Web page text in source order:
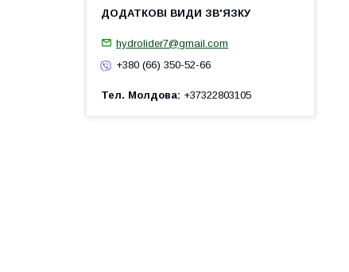
hydrolider7@gmail.com
+380 (66) 350-52-66
Тел. Молдова +37322803105